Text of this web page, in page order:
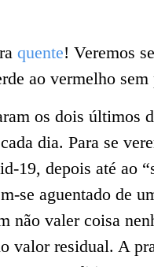
quente! Veremos
ao vermelho
os dois últimos
dia. Para se
19, depois até ao
se aguentado de
não valer coisa
valor residual. A